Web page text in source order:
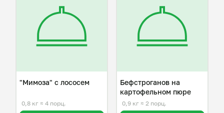
"Мимоза" с лососем
0,8 кг ≈ 4 порц.
Бефстроганов на
картофельном пюре
0,9 кг ≈ 2 порц.